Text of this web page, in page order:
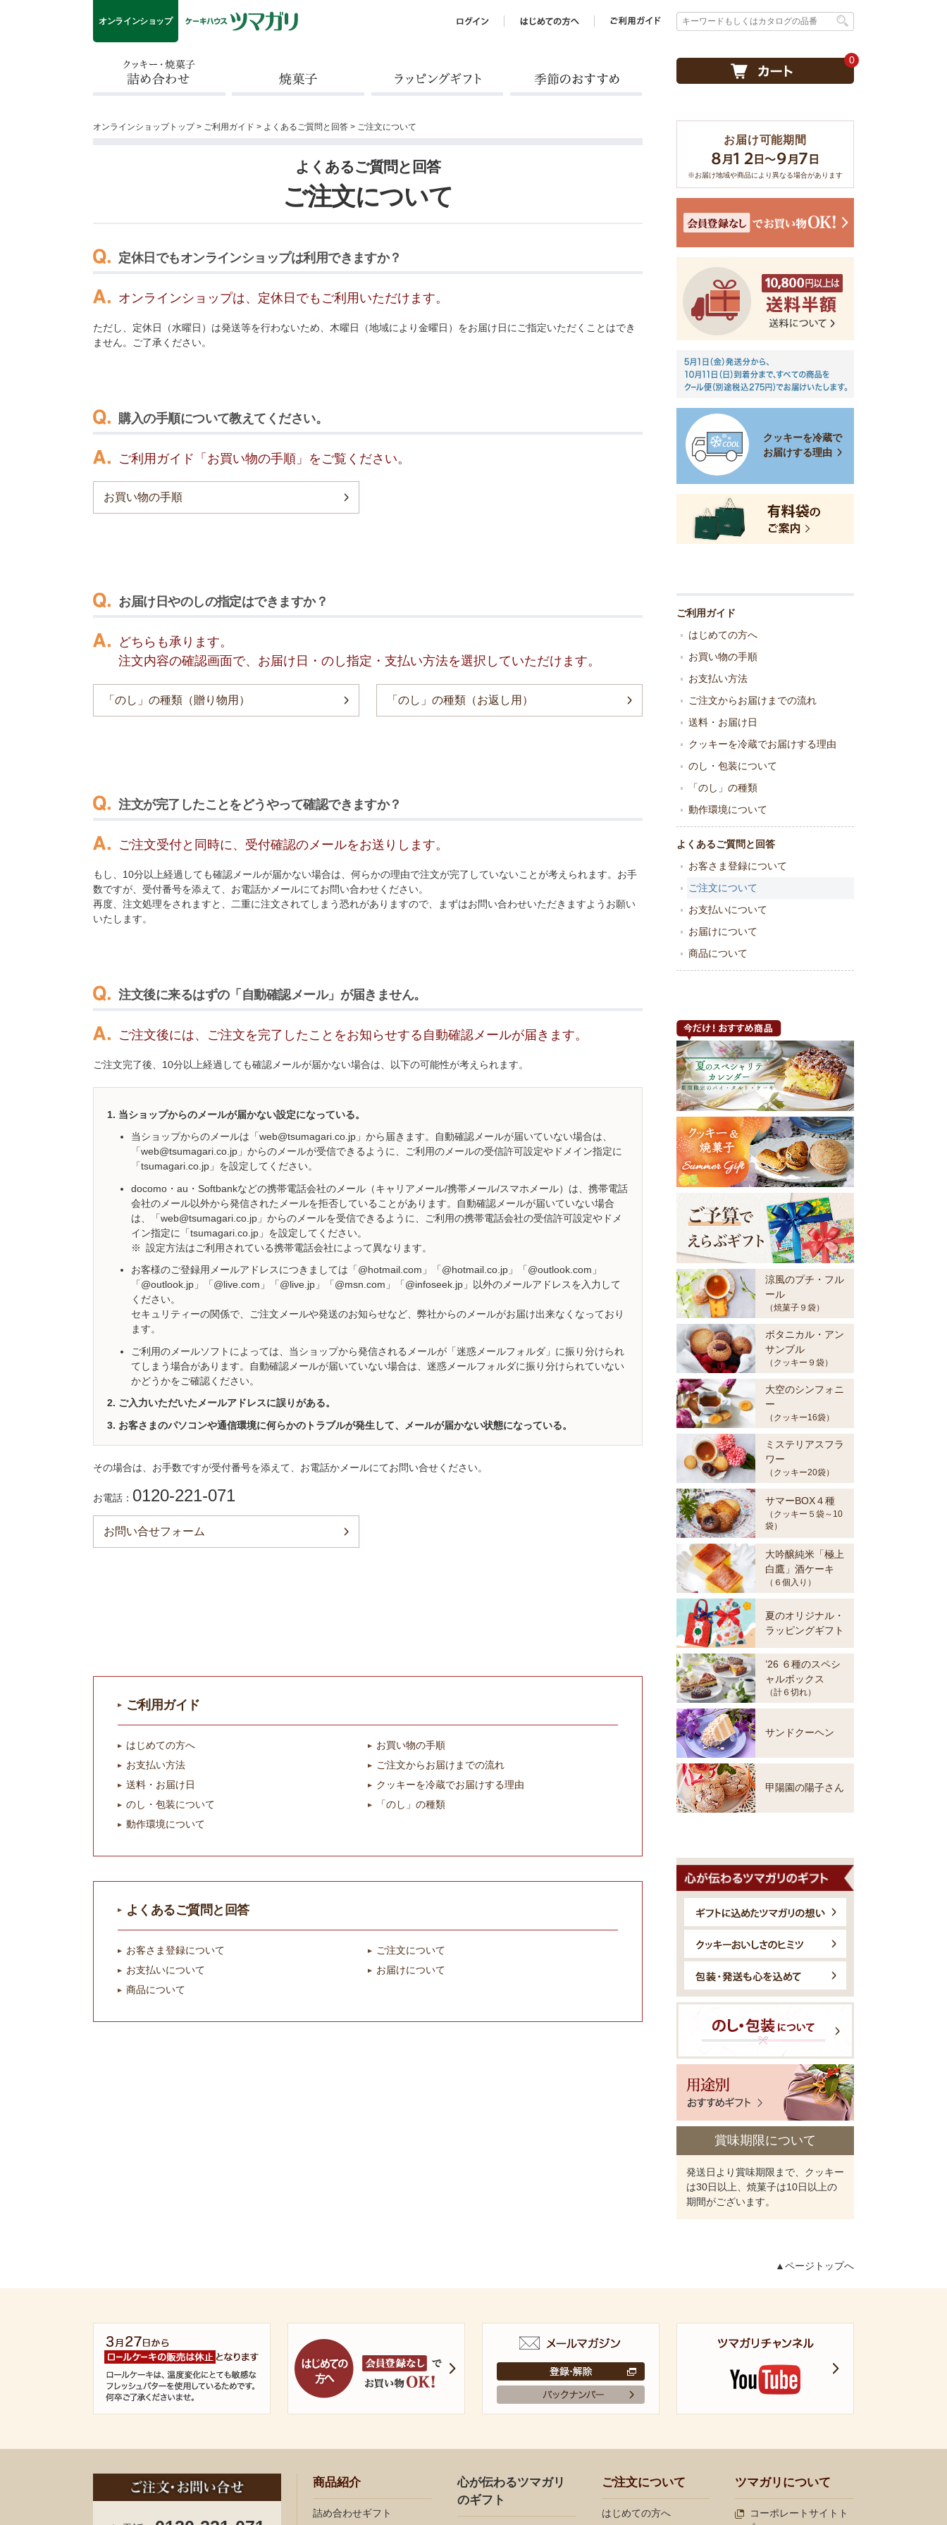
オンラインショップ
0
オンラインショップトップ> ご利用ガイド > よくあるご質問と回答 > ご注文について
よくあるご質問と回答
ご注文について
定休日でもオンラインショップは利用できますか？
オンラインショップは、定休日でもご利用いただけます。
ただし、定休日（水曜日）は発送等を行わないため、木曜日（地域により金曜日）をお届け日にご指定いただくことはでき
ません。ご了承ください。
購入の手順について教えてください。
ご利用ガイド「お買い物の手順」をご覧ください。
お買い物の手順
お届け日やのしの指定はできますか？
どちらも承ります。
注文内容の確認画面で、お届け日・のし指定・支払い方法を選択していただけます。
「のし」の種類（贈り物用） 「のし」の種類（お返し用）
注文が完了したことをどうやって確認できますか？
ご注文受付と同時に、受付確認のメールをお送りします。
もし、10分以上経過しても確認メールが届かない場合は、何らかの理由で注文が完了していないことが考えられます。お手
数ですが、受付番号を添えて、お電話かメールにてお問い合わせください。
再度、注文処理をされますと、二重に注文されてしまう恐れがありますので、まずはお問い合わせいただきますようお願い
いたします。
注文後に来るはずの「自動確認メール」が届きません。
ご注文後には、ご注文を完了したことをお知らせする自動確認メールが届きます。
ご注文完了後、10分以上経過しても確認メールが届かない場合は、以下の可能性が考えられます。
当ショップからのメールが届かない設定になっている。
当ショップからのメールは「web@tsumagari.co.jp」から届きます。自動確認メールが届いていない場合は、
「web@tsumagari.co.jp」からのメールが受信できるように、ご利用のメールの受信許可設定やドメイン指定に
「tsumagari.co.jp」を設定してください。
docomo・au・Softbankなどの携帯電話会社のメール（キャリアメール/携帯メール/スマホメール）は、携帯電話
会社のメール以外から発信されたメールを拒否していることがあります。自動確認メールが届いていない場合
は、「web@tsumagari.co.jp」からのメールを受信できるように、ご利用の携帯電話会社の受信許可設定やドメ
イン指定に「tsumagari.co.jp」を設定してください。
※ 設定方法はご利用されている携帯電話会社によって異なります。
お客様のご登録用メールアドレスにつきましては「@hotmail.com」「@hotmail.co.jp」「@outlook.com」
「@outlook.jp」「@live.com」「@live.jp」「@msn.com」「@infoseek.jp」以外のメールアドレスを入力して
ください。
セキュリティーの関係で、ご注文メールや発送のお知らせなど、弊社からのメールがお届け出来なくなっており
ます。
ご利用のメールソフトによっては、当ショップから発信されるメールが「迷惑メールフォルダ」に振り分けられ
てしまう場合があります。自動確認メールが届いていない場合は、迷惑メールフォルダに振り分けられていない
かどうかをご確認ください。
ご入力いただいたメールアドレスに誤りがある。
お客さまのパソコンや通信環境に何らかのトラブルが発生して、メールが届かない状態になっている。
その場合は、お手数ですが受付番号を添えて、お電話かメールにてお問い合せください。
お電話： 0120-221-071
お問い合せフォーム
ご利用ガイド
はじめての方へ
お買い物の手順
お支払い方法
ご注文からお届けまでの流れ
送料・お届け日
クッキーを冷蔵でお届けする理由
のし・包装について
「のし」の種類
動作環境について
よくあるご質問と回答
お客さま登録について
ご注文について
お支払いについて
お届けについて
商品について
お届け可能期間
※お届け地域や商品により異なる場合があります
クッキーを冷蔵で
お届けする理由
ご利用ガイド
はじめての方へ
お買い物の手順
お支払い方法
ご注文からお届けまでの流れ
送料・お届け日
クッキーを冷蔵でお届けする理由
のし・包装について
「のし」の種類
動作環境について
よくあるご質問と回答
お客さま登録について
ご注文について
お支払いについて
お届けについて
商品について
涼風のプチ・フル
ール
（焼菓子９袋）
ボタニカル・アン
サンブル
（クッキー９袋）
大空のシンフォニ
ー
（クッキー16袋）
ミステリアスフラ
ワー
（クッキー20袋）
サマーBOX４種
（クッキー５袋～10
袋）
大吟醸純米「極上
白鷹」酒ケーキ
（６個入り）
夏のオリジナル・
ラッピングギフト
’26 ６種のスペシ
ャルボックス
（計６切れ）
サンドクーヘン
甲陽園の陽子さん
賞味期限について
発送日より賞味期限まで、クッキー
は30日以上、焼菓子は10日以上の
期間がございます。
▲ページトップへ
商品紹介
詰め合わせギフト
心が伝わるツマガリ
のギフト
ご注文について
はじめての方へ
ツマガリについて
コーポレートサイトト